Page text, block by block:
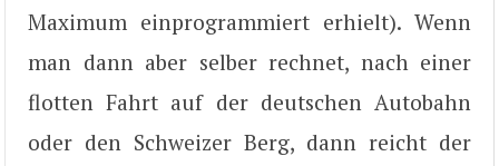
Maximum einprogrammiert erhielt). Wenn
man dann aber selber rechnet, nach einer
flotten Fahrt auf der deutschen Autobahn
oder den Schweizer Berg, dann reicht der